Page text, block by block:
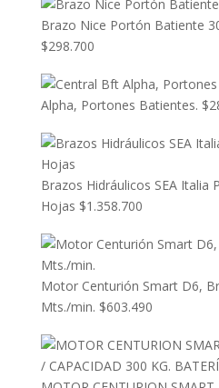
Brazo Nice Portón Batiente
$298.700
Alpha, Portones Batientes. $
Brazos Hidráulicos SEA Italia
Hojas $1.358.700
Motor Centurión Smart D6,
Mts./min. $603.490